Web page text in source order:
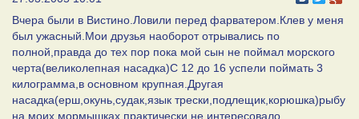
Вчера были в Вистино.Ловили перед фарватером.Клев у меня
был ужасный.Мои друзья наоборот отрывались по
полной,правда до тех пор пока мой сын не поймал морского
черта(великолепная насадка)С 12 до 16 успели поймать 3
килограмма,в основном крупная.Другая
насадка(ерш,окунь,судак,язык трески,подлещик,корюшка)рыбу
на моих мормышках практически не интересовало.